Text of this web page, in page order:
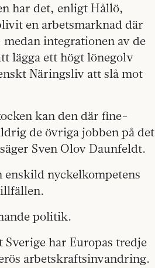
har det, enligt Hållö,
en arbetsmarknad där
integrationen av de
lägga ett högt lönegolv
Näringsliv att slå mot
kan den där fine-
de övriga jobben på det
Sven Olov Daunfeldt.
enskild nyckelkompetens
politik.
har Europas tredje
arbetskraftsinvandring.